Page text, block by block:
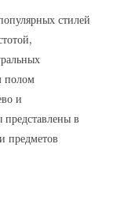
стилей
полом
и
в
предметов